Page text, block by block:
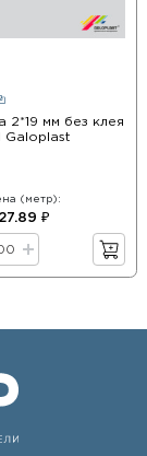
2*19 мм без клея
Galoplast
(метр):
27.89 ₽